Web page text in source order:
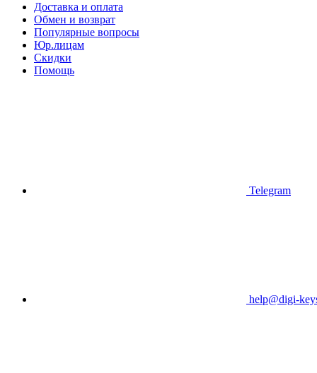
Доставка и оплата
Обмен и возврат
Популярные вопросы
Юр.лицам
Скидки
Помощь
Telegram
help@digi-